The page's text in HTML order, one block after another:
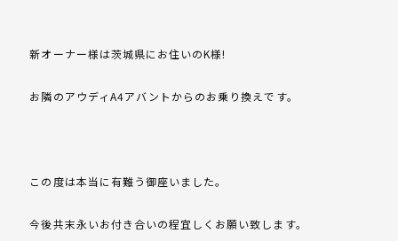
新オーナー様は茨城県にお住いのK様!
お隣のアウディA4アバントからのお乗り換えです。
この度は本当に有難う御座いました。
今後共末永いお付き合いの程宜しくお願い致します。